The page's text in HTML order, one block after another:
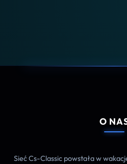
O
Sieć Cs-Classic powstała w